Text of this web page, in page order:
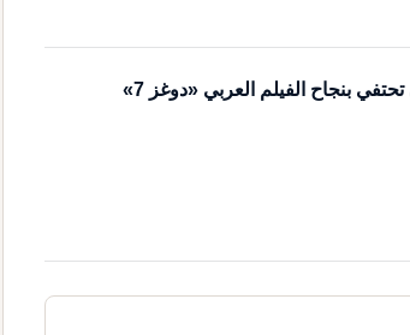
بنجاح الفيلم العربي «دوغز 7»